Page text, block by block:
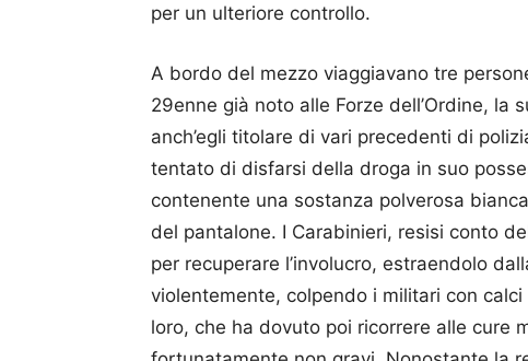
per un ulteriore controllo.
A bordo del mezzo viaggiavano tre
29enne già noto alle Forze dell’Ordine, la
anch’egli titolare di vari precedenti di
tentato di disfarsi della droga in suo
contenente una sostanza polverosa
del pantalone. I Carabinieri, resisi conto
per recuperare l’involucro, estraendolo
violentemente, colpendo i militari con
loro, che ha dovuto poi ricorrere alle cure